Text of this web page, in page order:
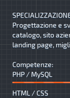
Progettazione e
catalogo, sito
landing page,
Competenze:
PHP / MySQL
HTML / CSS